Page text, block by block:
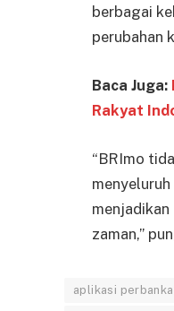
berbagai
perubahan
Baca Juga:
Rakyat
“BRImo
zaman,”
aplikasi